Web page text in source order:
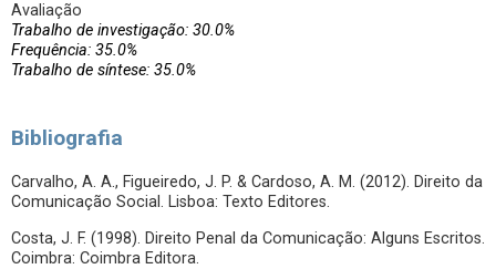
Avaliação
Trabalho de investigação: 30.0%
Frequência: 35.0%
Trabalho de síntese: 35.0%
Bibliografia
Carvalho, A. A., Figueiredo, J. P. & Cardoso, A. M. (2012). Direito da
Comunicação Social. Lisboa: Texto Editores.
Costa, J. F. (1998). Direito Penal da Comunicação: Alguns Escritos.
Coimbra: Coimbra Editora.